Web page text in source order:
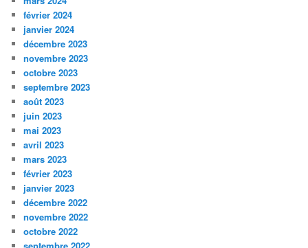
février 2024
janvier 2024
décembre 2023
novembre 2023
octobre 2023
septembre 2023
août 2023
juin 2023
mai 2023
avril 2023
mars 2023
février 2023
janvier 2023
décembre 2022
novembre 2022
octobre 2022